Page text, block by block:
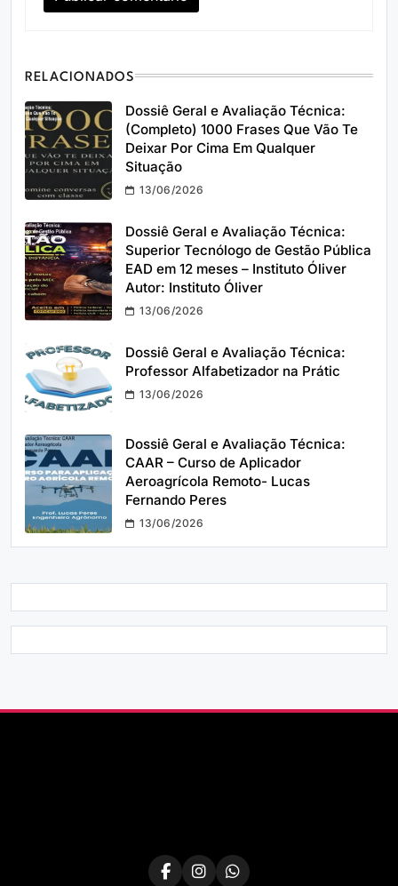
RELACIONADOS
Dossiê Geral e Avaliação Técnica:
(Completo) 1000 Frases Que Vão Te
Deixar Por Cima Em Qualquer
Situação
13/06/2026
Dossiê Geral e Avaliação Técnica:
Superior Tecnólogo de Gestão Pública
EAD em 12 meses – Instituto Óliver
Autor: Instituto Óliver
13/06/2026
Dossiê Geral e Avaliação Técnica:
Professor Alfabetizador na Prátic
13/06/2026
Dossiê Geral e Avaliação Técnica:
CAAR – Curso de Aplicador
Aeroagrícola Remoto- Lucas
Fernando Peres
13/06/2026